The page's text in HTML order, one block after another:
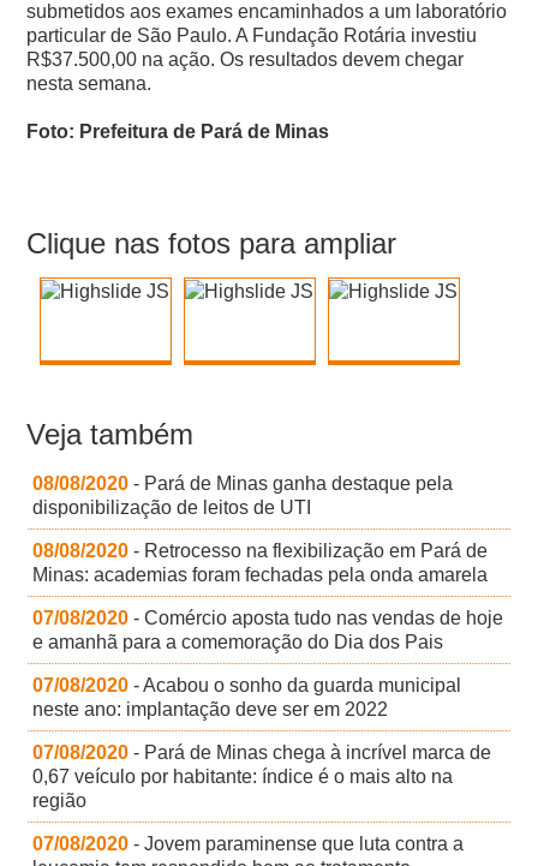
submetidos aos exames encaminhados a um laboratório
particular de São Paulo. A Fundação Rotária investiu
R$37.500,00 na ação. Os resultados devem chegar
nesta semana.
Foto: Prefeitura de Pará de Minas
Clique nas fotos para ampliar
Veja também
08/08/2020 - Pará de Minas ganha destaque pela
disponibilização de leitos de UTI
08/08/2020 - Retrocesso na flexibilização em Pará de
Minas: academias foram fechadas pela onda amarela
07/08/2020 - Comércio aposta tudo nas vendas de hoje
e amanhã para a comemoração do Dia dos Pais
07/08/2020 - Acabou o sonho da guarda municipal
neste ano: implantação deve ser em 2022
07/08/2020 - Pará de Minas chega à incrível marca de
0,67 veículo por habitante: índice é o mais alto na
região
07/08/2020 - Jovem paraminense que luta contra a